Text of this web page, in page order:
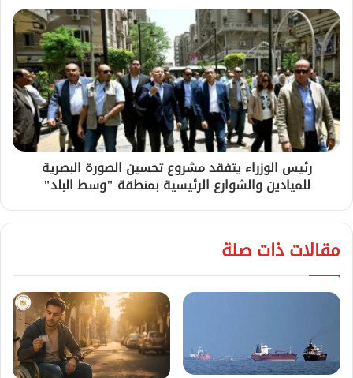
رئيس الوزراء يتفقد مشروع تحسين الصورة البصرية
للميادين والشوارع الرئيسية بمنطقة "وسط البلد"
مقالات ذات صلة